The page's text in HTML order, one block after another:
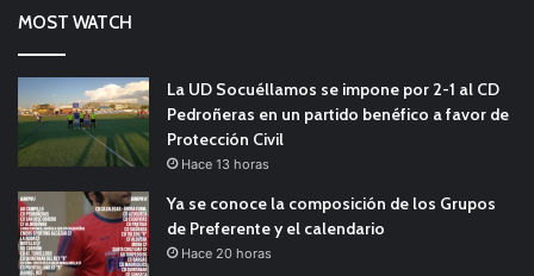
MOST WATCH
La UD Socuéllamos se impone por 2-1 al CD
Pedroñeras en un partido benéfico a favor de
Protección Civil
Hace 13 horas
Ya se conoce la composición de los Grupos
de Preferente y el calendario
Hace 20 horas